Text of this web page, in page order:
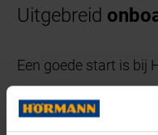
Uitgebreid
Een goede start is bij
ons
nieuwe collega’s